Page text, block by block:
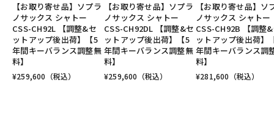
【お取り寄せ品】ソプラ
ノサックス シャトー
CSS-CH92L 【調整&セ
ットアップ後出荷】【5
年間キーバランス調整無
料】
¥259,600 （税込）
【お取り寄せ品】ソプラ
ノサックス シャトー
CSS-CH92DL 【調整&セ
ットアップ後出荷】【5
年間キーバランス調整無
料】
¥259,600 （税込）
【お取り寄せ品】ソ
ノサックス シャトー
CSS-CH92B 【調整
ットアップ後出荷】
年間キーバランス調
料】
¥281,600 （税込）